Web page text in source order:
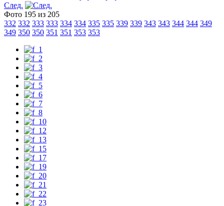
След.
Фото 195 из 205
332 332 333 333 334 334 335 335 339 339 343 343 344 344 349
349 350 350 351 351 353 353